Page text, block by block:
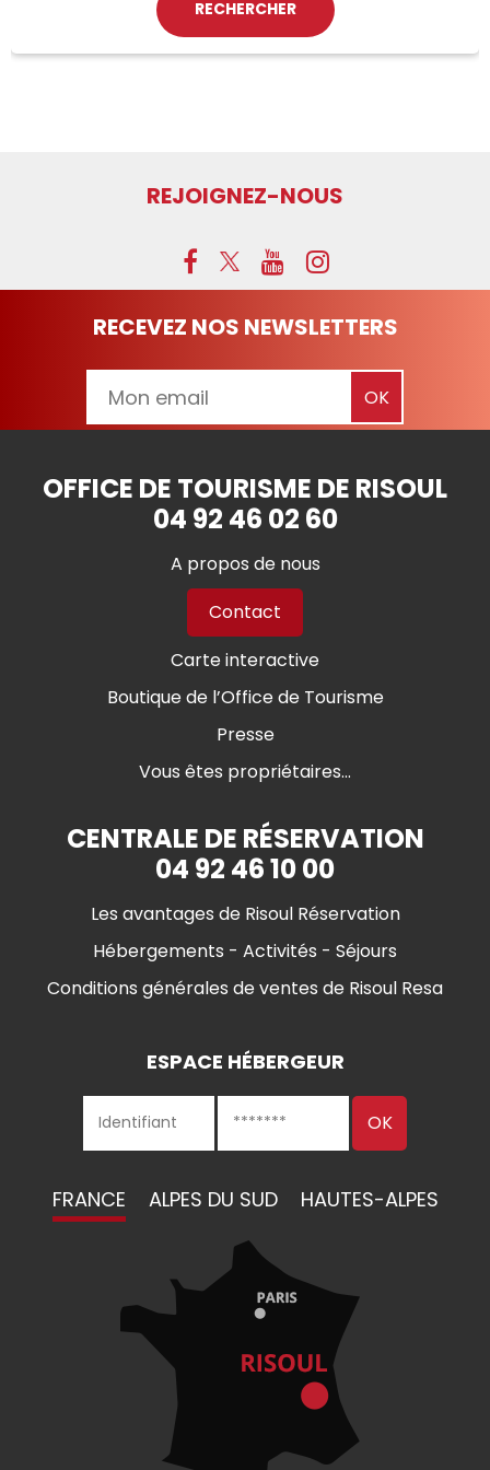
REJOIGNEZ-NOUS
RECEVEZ NOS NEWSLETTERS
OFFICE DE TOURISME DE RISOUL
04 92 46 02 60
A propos de nous
Contact
Carte interactive
Boutique de l’Office de Tourisme
Presse
Vous êtes propriétaires...
CENTRALE DE RÉSERVATION
04 92 46 10 00
Les avantages de Risoul Réservation
Hébergements - Activités - Séjours
Conditions générales de ventes de Risoul Resa
ESPACE HÉBERGEUR
FRANCE ALPES DU SUD HAUTES-ALPES